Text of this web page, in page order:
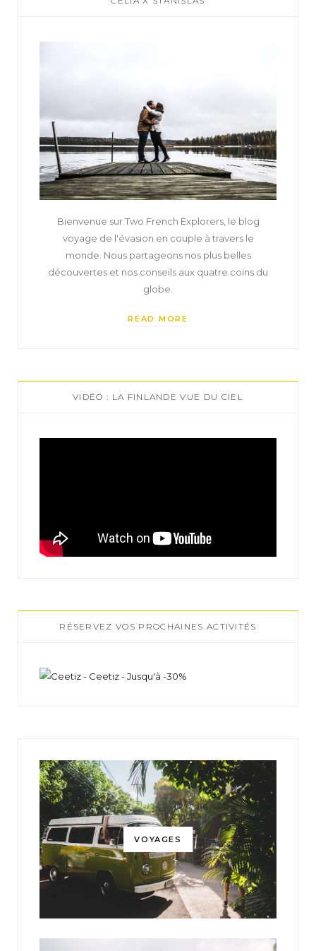
Bienvenue sur Two French Explorers, le blog
voyage de l'évasion en couple à travers le
monde. Nous partageons nos plus belles
découvertes et nos conseils aux quatre coins du
globe.
READ MORE
VIDÉO : LA FINLANDE VUE DU CIEL
RÉSERVEZ VOS PROCHAINES ACTIVITÉS
VOYAGES